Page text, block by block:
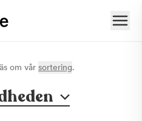
om vår sortering.